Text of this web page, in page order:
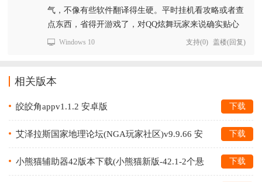
气，不像有些软件翻译得生硬。平时挂机看攻略或者查
点东西，省得开游戏了，对QQ炫舞玩家来说确实贴心
Windows 10 支持(0) 盖楼(回复)
相关版本
皎皎角appv1.1.2 安卓版 下载
艾泽拉斯国家地理论坛(NGA玩家社区)v9.9.66 安
下载
小熊猫辅助器42版本下载(小熊猫新版-42.1-2个悬
下载